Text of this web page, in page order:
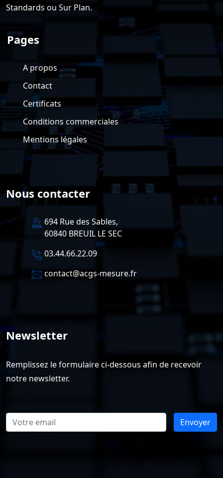
Standards ou Sur Plan.
Pages
A propos
Contact
Certificats
Conditions commerciales
Mentions légales
Nous contacter
694 Rue des Sables,
60840 BREUIL LE SEC
03.44.66.22.09
contact@acgs-mesure.fr
Newsletter
Remplissez le formulaire ci-dessous afin de recevoir
notre newsletter.
Envoyer